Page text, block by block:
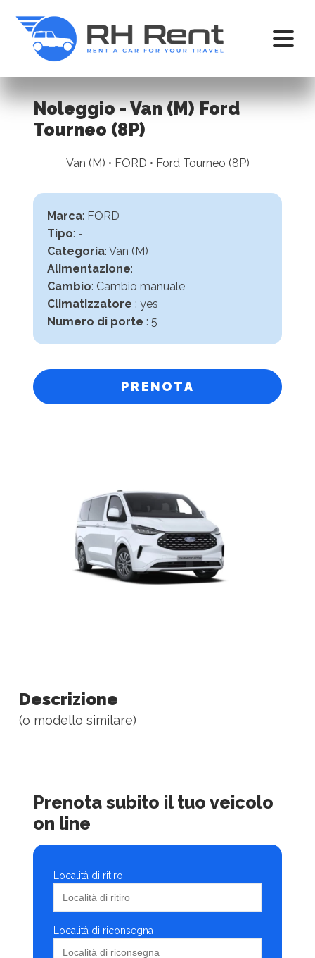
Noleggio - Van (M) Ford
Tourneo (8P)
Van (M) • FORD • Ford Tourneo (8P)
Marca: FORD
Tipo: -
Categoria: Van (M)
Alimentazione:
Cambio: Cambio manuale
Climatizzatore : yes
Numero di porte : 5
PRENOTA
Descrizione
(o modello similare)
Prenota subito il tuo veicolo
on line
Località di ritiro
Località di riconsegna